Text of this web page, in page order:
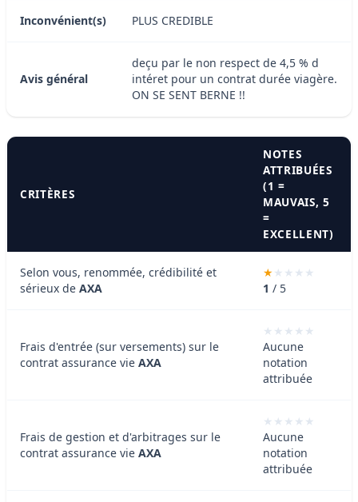
Inconvénient(s) PLUS CREDIBLE
Avis général
deçu par le non respect de 4,5 % d
intéret pour un contrat durée viagère.
ON SE SENT BERNE !!
CRITÈRES
NOTES
ATTRIBUÉES
(1 =
MAUVAIS, 5
=
EXCELLENT)
Selon vous, renommée, crédibilité et
sérieux de AXA 1 / 5
Frais d'entrée (sur versements) sur le
contrat assurance vie AXA
Aucune
notation
attribuée
Frais de gestion et d'arbitrages sur le
contrat assurance vie AXA
Aucune
notation
attribuée